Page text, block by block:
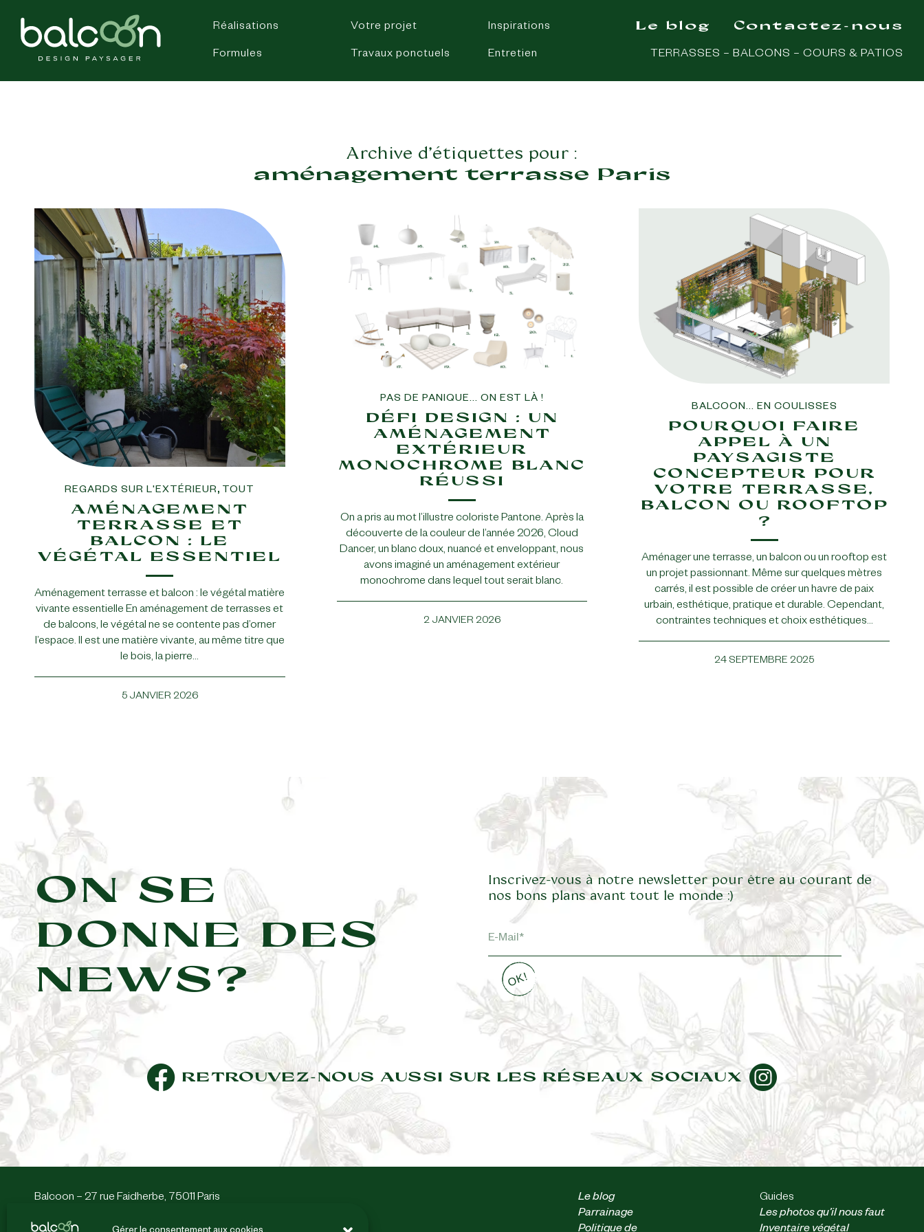
Réalisations Votre projet Inspirations
Formules Travaux ponctuels Entretien
Le blog Contactez-nous
TERRASSES – BALCONS – COURS & PATIOS
Archive d’étiquettes pour :
aménagement terrasse Paris
REGARDS SUR L'EXTÉRIEUR, TOUT
AMÉNAGEMENT
TERRASSE ET
BALCON : LE
VÉGÉTAL ESSENTIEL
Aménagement terrasse et balcon : le végétal matière
vivante essentielle En aménagement de terrasses et
de balcons, le végétal ne se contente pas d’orner
l’espace. Il est une matière vivante, au même titre que
le bois, la pierre…
5 JANVIER 2026
PAS DE PANIQUE... ON EST LÀ !
DÉFI DESIGN : UN
AMÉNAGEMENT
EXTÉRIEUR
MONOCHROME BLANC
RÉUSSI
On a pris au mot l’illustre coloriste Pantone. Après la
découverte de la couleur de l’année 2026, Cloud
Dancer, un blanc doux, nuancé et enveloppant, nous
avons imaginé un aménagement extérieur
monochrome dans lequel tout serait blanc.
2 JANVIER 2026
BALCOON... EN COULISSES
POURQUOI FAIRE
APPEL À UN
PAYSAGISTE
CONCEPTEUR POUR
VOTRE TERRASSE,
BALCON OU ROOFTOP
?
Aménager une terrasse, un balcon ou un rooftop est
un projet passionnant. Même sur quelques mètres
carrés, il est possible de créer un havre de paix
urbain, esthétique, pratique et durable. Cependant,
contraintes techniques et choix esthétiques…
24 SEPTEMBRE 2025
ON SE
DONNE DES
NEWS?
Inscrivez-vous à notre newsletter pour être au courant de
nos bons plans avant tout le monde :)
RETROUVEZ-NOUS AUSSI SUR LES RÉSEAUX SOCIAUX
Balcoon – 27 rue Faidherbe, 75011 Paris
Du lundi au vendredi de 9 à 18 heures et le samedi de 11 heures
Le blog
Parrainage
Guides
Les photos qu’il nous faut